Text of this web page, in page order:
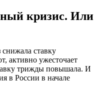
кризис. Или
снижала ставку
активно ужесточает
трижды повышала. И
в России в начале